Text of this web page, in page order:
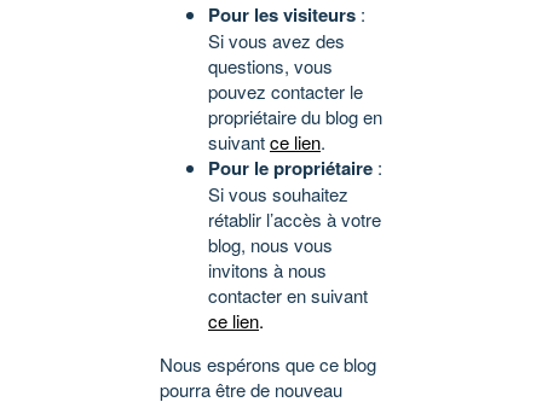
Pour les visiteurs :
Si vous avez des
questions, vous
pouvez contacter le
propriétaire du blog en
suivantce lien.
Pour le propriétaire :
Si vous souhaitez
rétablir l’accès à votre
blog, nous vous
invitons à nous
contacter en suivant
ce lien.
Nous espérons que ce blog
pourra être de nouveau